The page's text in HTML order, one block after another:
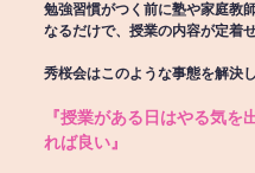
勉強習慣がつく前に塾や家庭教
なるだけで、授業の内容が定着
秀桜会はこのような事態を解決
『授業がある日はやる気
れば良い』